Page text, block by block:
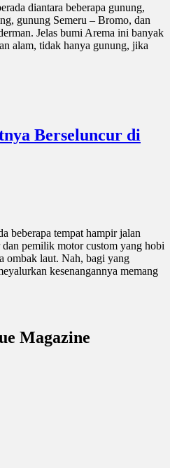
diantara beberapa gunung,
gunung Semeru – Bromo, dan
Jelas bumi Arema ini banyak
alam, tidak hanya gunung, jika
Berseluncur di
beberapa tempat hampir jalan
pemilik motor custom yang hobi
ombak laut. Nah, bagi yang
kesenangannya memang
Magazine